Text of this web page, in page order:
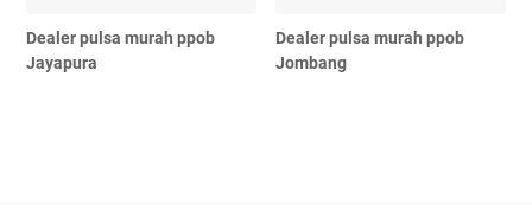
Dealer pulsa murah ppob
Jayapura
Dealer pulsa murah ppob
Jombang